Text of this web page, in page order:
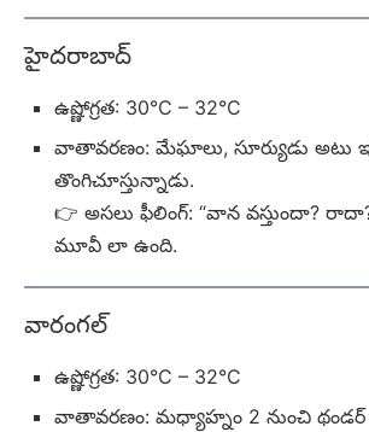
హైదరాబాద్
ఉష్ణోగ్రత: 30°C – 32°C
వాతావరణం: మేఘాలు, సూర్యుడు అటు
తొంగిచూస్తున్నాడు.
👉 అసలు ఫీలింగ్: “వాన వస్తుందా?
మూవీ లా ఉంది.
వారంగల్
ఉష్ణోగ్రత: 30°C – 32°C
వాతావరణం: మధ్యాహ్నం 2 నుంచి